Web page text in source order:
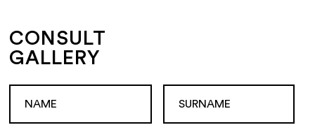
CONSULT
GALLERY